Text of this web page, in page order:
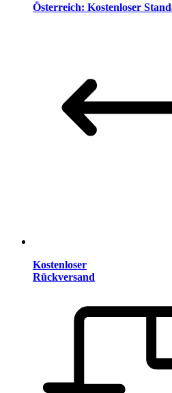
Österreich: Kostenloser
Kostenloser
Rückversand